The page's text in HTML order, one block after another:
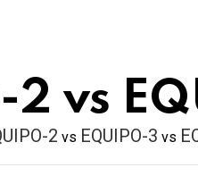
2 vs
2 vs EQUIPO-3 vs